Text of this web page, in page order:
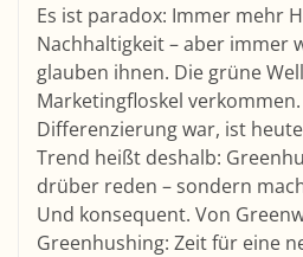
Es ist paradox: Immer mehr
Nachhaltigkeit – aber immer
glauben ihnen. Die grüne
Marketingfloskel
Differenzierung war, ist
Trend heißt deshalb:
drüber reden – sondern
Und konsequent. Von
Greenhushing: Zeit für eine